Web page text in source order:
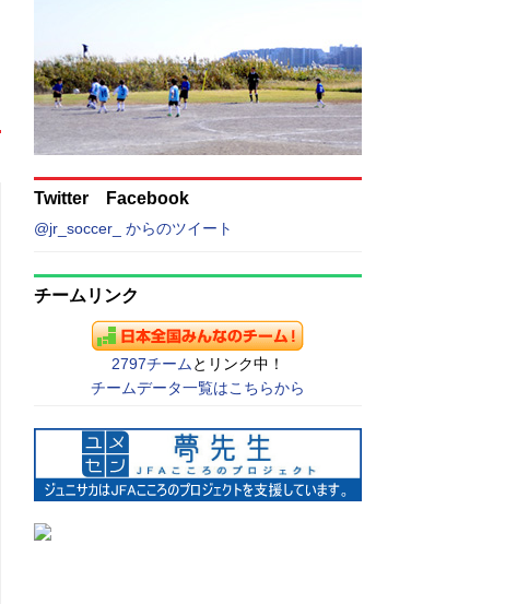
Twitter Facebook
@jr_soccer_ からのツイート
チームリンク
2797チーム とリンク中！
チームデータ一覧はこちらから